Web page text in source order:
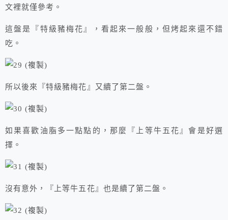
文裡就僅參考。
這盤是『特級豬梅花』，看起來一般般，但烤起來還不錯
吃。
所以後來『特級豬梅花』又續了第二盤。
如果喜歡油脂多一點點的，那麼『上等牛五花』會是好選
擇。
沒有意外，『上等牛五花』也是續了第二盤。